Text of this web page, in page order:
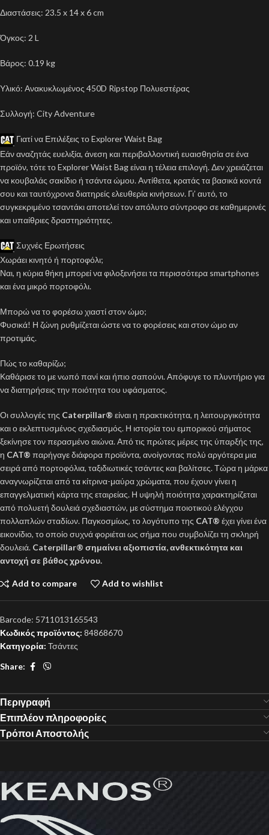
Διαστάσεις: 23.5 x 14 x 6 cm
Όγκος: 2 L
Βάρος: 0.19 kg
Υλικό: Ανακυκλωμένος 450D Ripstop Πολυεστέρας
Συλλογή: City Adventure
Γιατί να Επιλέξεις το Explorer Waist Bag
Εάν αναζητάς ευελιξία, άνεση και περιβαλλοντική ευαισθησία σε ένα
προϊόν, τότε το Explorer Waist Bag είναι η τέλεια επιλογή. Δεν χρειάζεται
να κουβαλάς σακίδιο ή τσάντα ώμου. Αντίθετα, κρατάς τα βασικά κοντά
σου και ταυτόχρονα διατηρείς ελευθερία κινήσεων. Γι’ αυτό, το
συγκεκριμένο τσαντάκι αποτελεί τον απόλυτο σύντροφο σε καθημερινές
και υπαίθριες δραστηριότητες.
Συχνές Ερωτήσεις
Χωράει κινητό ή πορτοφόλι;
Ναι, η κύρια θήκη μπορεί να φιλοξενήσει τα περισσότερα smartphones
και ένα μικρό πορτοφόλι.
Μπορώ να το φορέσω χιαστί στον ώμο;
Φυσικά! Η ζώνη ρυθμίζεται ώστε να το φορέσεις και στον ώμο αν
προτιμάς.
Πώς το καθαρίζω;
Καθάρισε το με νωπό πανί και ήπιο σαπούνι. Απόφυγε το πλυντήριο για
να διατηρήσεις την ποιότητα του υφάσματος.
Οι συλλογές της Caterpillar® είναι η πρακτικότητα, η λειτουργικότητα
και ο εκλεπτυσμένος σχεδιασμός. Η ιστορία του εμπορικού σήματος
ξεκίνησε τον περασμένο αιώνα. Από τις πρώτες μέρες της ύπαρξής της,
η CAT® παρήγαγε διάφορα προϊόντα, ανοίγοντας πολύ αργότερα μια
σειρά από πορτοφόλια, ταξιδιωτικές τσάντες και βαλίτσες. Τώρα η μάρκα
αναγνωρίζεται από τα κίτρινα-μαύρα χρώματα, που έχουν γίνει η
επαγγελματική κάρτα της εταιρείας. Η υψηλή ποιότητα χαρακτηρίζεται
από πολυετή δουλειά σχεδιαστών, με σύστημα ποιοτικού ελέγχου
πολλαπλών σταδίων. Παγκοσμίως, το λογότυπο της CAT® έχει γίνει ένα
εικονίδιο, το οποίο συχνά φοριέται ως σήμα που συμβολίζει τη σκληρή
δουλειά. Caterpillar® σημαίνει αξιοπιστία, ανθεκτικότητα και
αντοχή σε βάθος χρόνου.
Add to compare Add to wishlist
Barcode: 5711013165543
Κωδικός προϊόντος: 84868670
Κατηγορία: Τσάντες
Share:
Περιγραφή
Επιπλέον πληροφορίες
Τρόποι Αποστολής